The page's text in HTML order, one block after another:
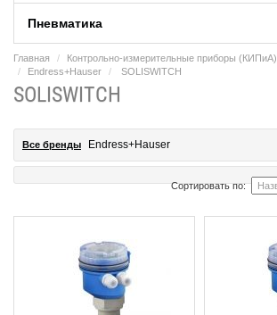
Пневматика
Главная Контрольно-измерительные приборы (КИПиA)
Endress+Hauser
SOLISWITCH
SOLISWITCH
Все бренды Endress+Hauser
Сортировать по: